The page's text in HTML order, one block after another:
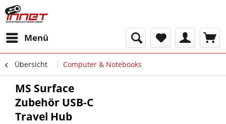
Menü
Übersicht Computer & Notebooks
MS Surface
Zubehör USB-C
Travel Hub